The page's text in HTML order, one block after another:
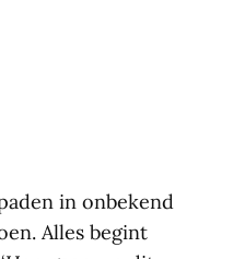
in onbekend
Alles begint